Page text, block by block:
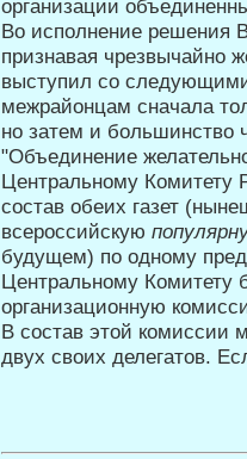
органи­зации
Во исполнение решения
признавая чрезвычайно
выступил со
межрайонцам сначала
но затем и большинство
"Объединение
Центральному Комитету
состав обеих газет
всероссийскую
будущем) по одному
Центральному Комитету
организационную
В состав этой комиссии
двух своих делегатов.